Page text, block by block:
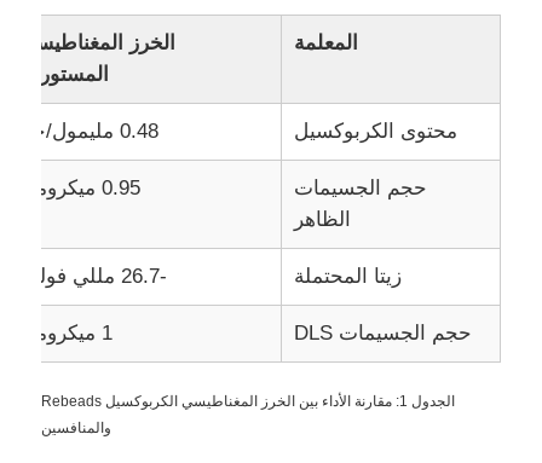
المنزل
المعلمة
الخرز المغناطيسي
المستوردة
محتوى الكربوكسيل 0.48 مليمول/جم
حجم الجسيمات
الظاهر
0.95 ميكرومتر
زيتا المحتملة -26.7 مللي فولت
حجم الجسيمات DLS 1 ميكرومتر
الجدول 1: مقارنة الأداء بين الخرز المغناطيسي الكربوكسيل Rebeads
والمنافسين